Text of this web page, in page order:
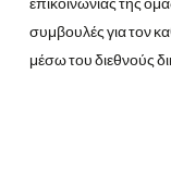
συμβουλές για τον
μέσω του διεθνούς